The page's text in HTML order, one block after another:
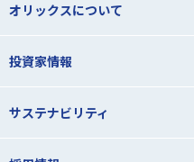
オリックスについて
投資家情報
サステナビリティ